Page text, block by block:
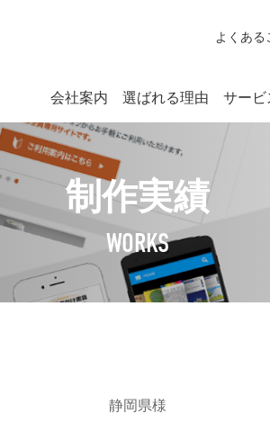
よくある
会社案内
長挨拶
選ばれる理由 サービ
システム開発
SYSTEM DEVELOPMENT
Webシステム開発
制作実績
WORKS
静岡県様